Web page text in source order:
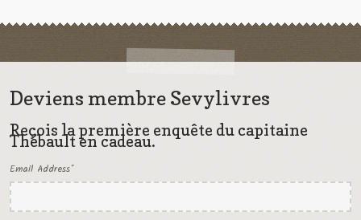
Deviens membre Sevylivres
Reçois la première enquête du capitaine
Thébault en cadeau.
Email Address*